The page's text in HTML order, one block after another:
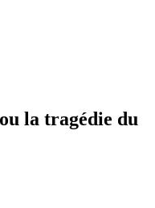
la tragédie du